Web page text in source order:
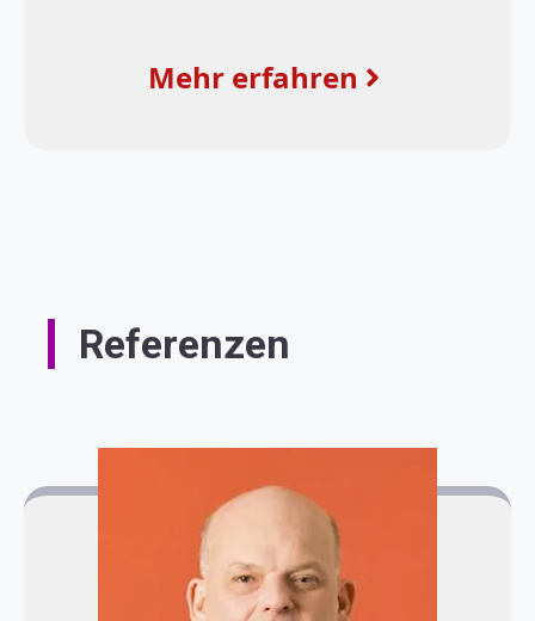
Mehr erfahren
Referenzen